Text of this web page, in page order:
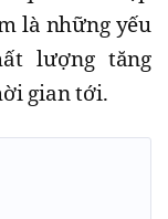
là những yếu
lượng tăng
gian tới.